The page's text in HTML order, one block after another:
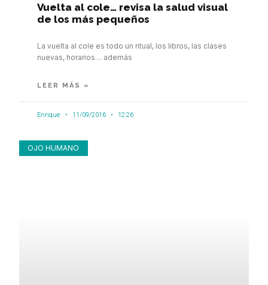
Vuelta al cole… revisa la salud visual
de los más pequeños
La vuelta al cole es todo un ritual, los libros, las clases
nuevas, horarios… además
LEER MÁS »
Enrique 11/09/2016 12:26
OJO HUMANO